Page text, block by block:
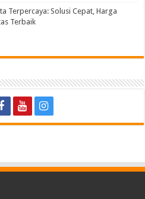
Terpercaya: Solusi Cepat, Harga
Terbaik